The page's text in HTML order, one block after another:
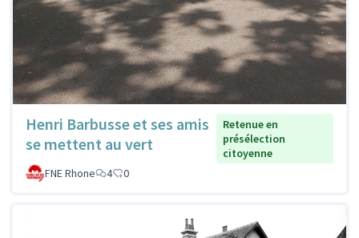
Henri Barbusse et ses amis
se mettent au vert
Retenue en
présélection
citoyenne
FNE Rhone
4 0